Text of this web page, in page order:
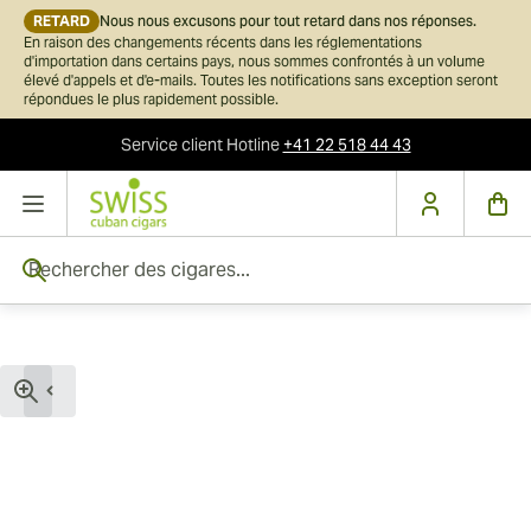
RETARD Nous nous excusons pour tout retard dans nos réponses.
En raison des changements récents dans les réglementations
d'importation dans certains pays, nous sommes confrontés à un volume
élevé d'appels et d'e-mails. Toutes les notifications sans exception seront
répondues le plus rapidement possible.
Service clientHotline+41 22 518 44 43
Skip to Content